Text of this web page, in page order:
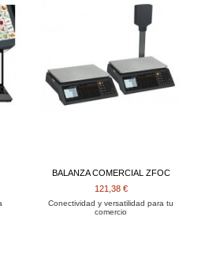
BALANZA COMERCIAL ZFOC
121,38 €
Conectividad y versatilidad para tu
comercio